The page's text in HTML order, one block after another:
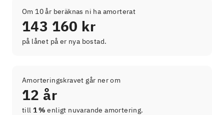
Om 10 år beräknas ni ha amorterat
143 160 kr
på lånet på er nya bostad.
Amorteringskravet går ner om
12 år
till 1 % enligt nuvarande amortering.